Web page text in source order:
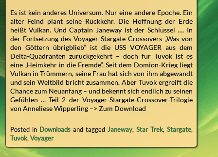
Es ist kein anderes Universum. Nur eine andere Epoche. Ein
alter Feind plant seine Rückkehr. Die Hoffnung der Erde
heißt Vulkan. Und Captain Janeway ist der Schlüssel …. In
der Fortsetzung des Voyager-Stargate-Crossovers „Was von
den Göttern übrigblieb“ ist die USS VOYAGER aus dem
Delta-Quadranten zurückgekehrt – doch für Tuvok ist es
eine „Heimkehr in die Fremde“. Seit dem Domion-Krieg liegt
Vulkan in Trümmern, seine Frau hat sich von ihm abgewandt
und sein Weltbild bricht zusammen. Aber Tuvok ergreift die
Chance zum Neuanfang – und bekennt sich endlich zu seinen
Gefühlen … Teil 2 der Voyager-Stargate-Crossover-Trilogie
von Anneliese Wipperling –> Zum Download
Posted in Downloadsand tagged Janeway, Star Trek, Stargate,
Tuvok,Voyager